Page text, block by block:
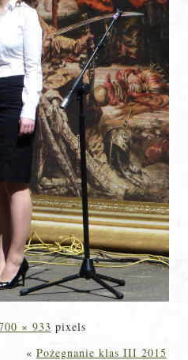
× 933 pixels
« Pożegnanie klas III 2015